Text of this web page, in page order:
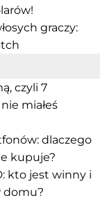
graczy:
czyli 7
miałeś
dlaczego
kupuje?
kto jest winny i
domu?